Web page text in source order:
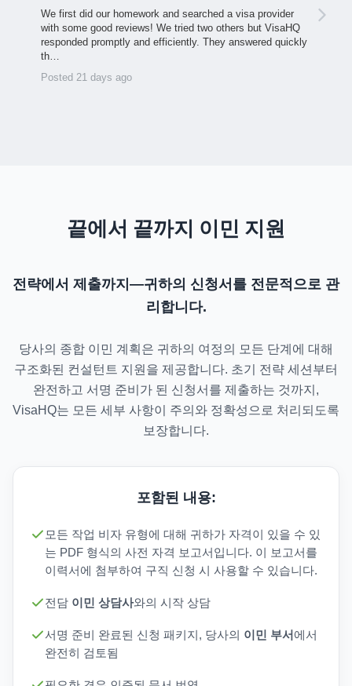
We first did our homework and searched a visa provider
with some good reviews! We tried two others but VisaHQ
responded promptly and efficiently. They answered quickly
th…
Posted 21 days ago
끝에서 끝까지 이민 지원
전략에서 제출까지—귀하의 신청서를 전문적으로 관
리합니다.
당사의 종합 이민 계획은 귀하의 여정의 모든 단계에 대해
구조화된 컨설턴트 지원을 제공합니다. 초기 전략 세션부터
완전하고 서명 준비가 된 신청서를 제출하는 것까지,
VisaHQ는 모든 세부 사항이 주의와 정확성으로 처리되도록
보장합니다.
포함된 내용:
모든 작업 비자 유형에 대해 귀하가 자격이 있을 수 있
는 PDF 형식의 사전 자격 보고서입니다. 이 보고서를
이력서에 첨부하여 구직 신청 시 사용할 수 있습니다.
전담 이민 상담사와의 시작 상담
서명 준비 완료된 신청 패키지, 당사의 이민 부서 에서
완전히 검토됨